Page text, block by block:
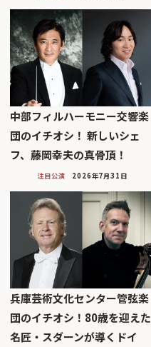
中部フィルハーモニー交響楽
団のイチオシ！ 新しいシェ
フ、藤岡幸夫の真骨頂！
注目公演 2026年7月31日
兵庫芸術文化センター管弦楽
団のイチオシ！80歳を迎えた
名匠・スダーンが導くドイ